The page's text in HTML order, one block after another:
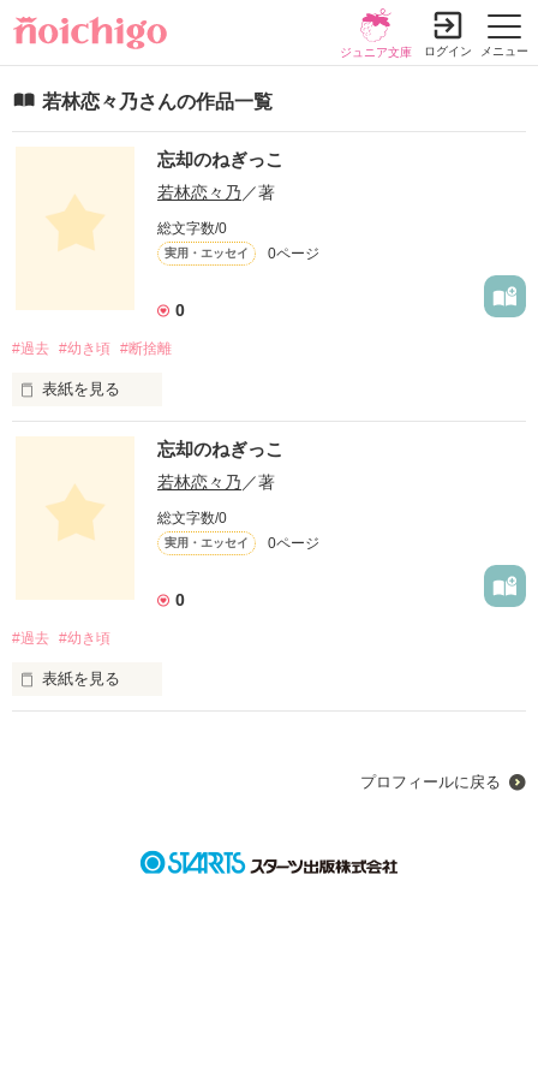
メニュー
ジュニア文庫 ログイン
若林恋々乃さんの作品一覧
忘却のねぎっこ
若林恋々乃 ／著
総文字数/0
実用・エッセイ 0ページ
0
#過去 #幼き頃 #断捨離
表紙を見る
始まるよ？
作品を読む
忘却のねぎっこ
若林恋々乃 ／著
総文字数/0
実用・エッセイ 0ページ
0
#過去 #幼き頃
表紙を見る
一生懸命、命と向き合いつつ生きています。
プロフィールに戻る